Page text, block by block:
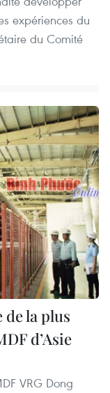
expériences du
du Comité
la plus
d’Asie
VRG Dong